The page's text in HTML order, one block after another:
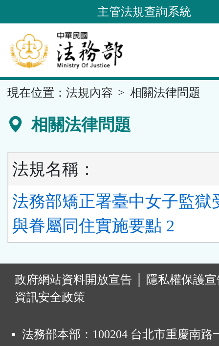
到
要
內
容
區
主管法規查詢系統
現在位置： 法規內容 相關法律問題
相關法律問題
法規名稱：
法務部矯正署臺中女子監獄
與眷屬同住實施要點 2
政府網站資料開放宣告
隱私權保護
資訊安全政策
法務部本部：100204 台北市重慶南路